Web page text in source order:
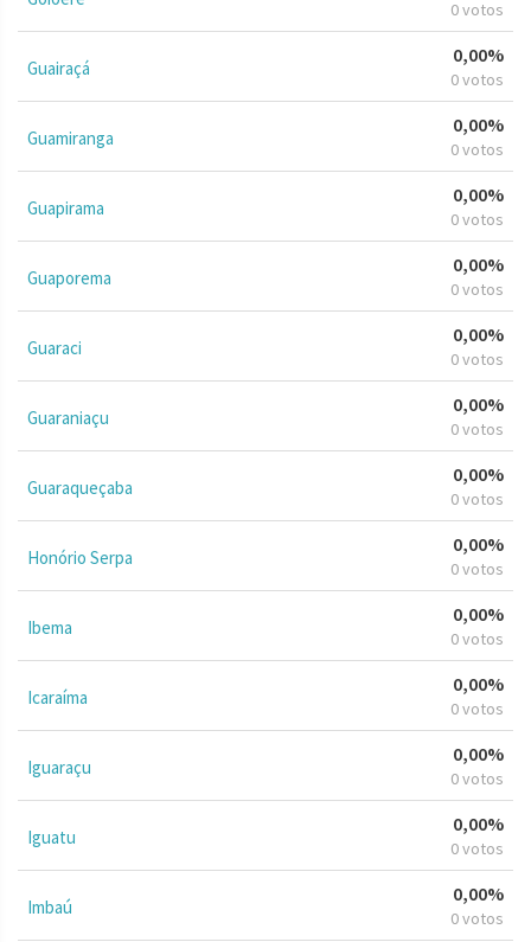
0 votos
Guairaçá
0,00%
0 votos
Guamiranga
0,00%
0 votos
Guapirama
0,00%
0 votos
Guaporema
0,00%
0 votos
Guaraci
0,00%
0 votos
Guaraniaçu
0,00%
0 votos
Guaraqueçaba
0,00%
0 votos
Honório Serpa
0,00%
0 votos
Ibema
0,00%
0 votos
Icaraíma
0,00%
0 votos
Iguaraçu
0,00%
0 votos
Iguatu
0,00%
0 votos
Imbaú
0,00%
0 votos